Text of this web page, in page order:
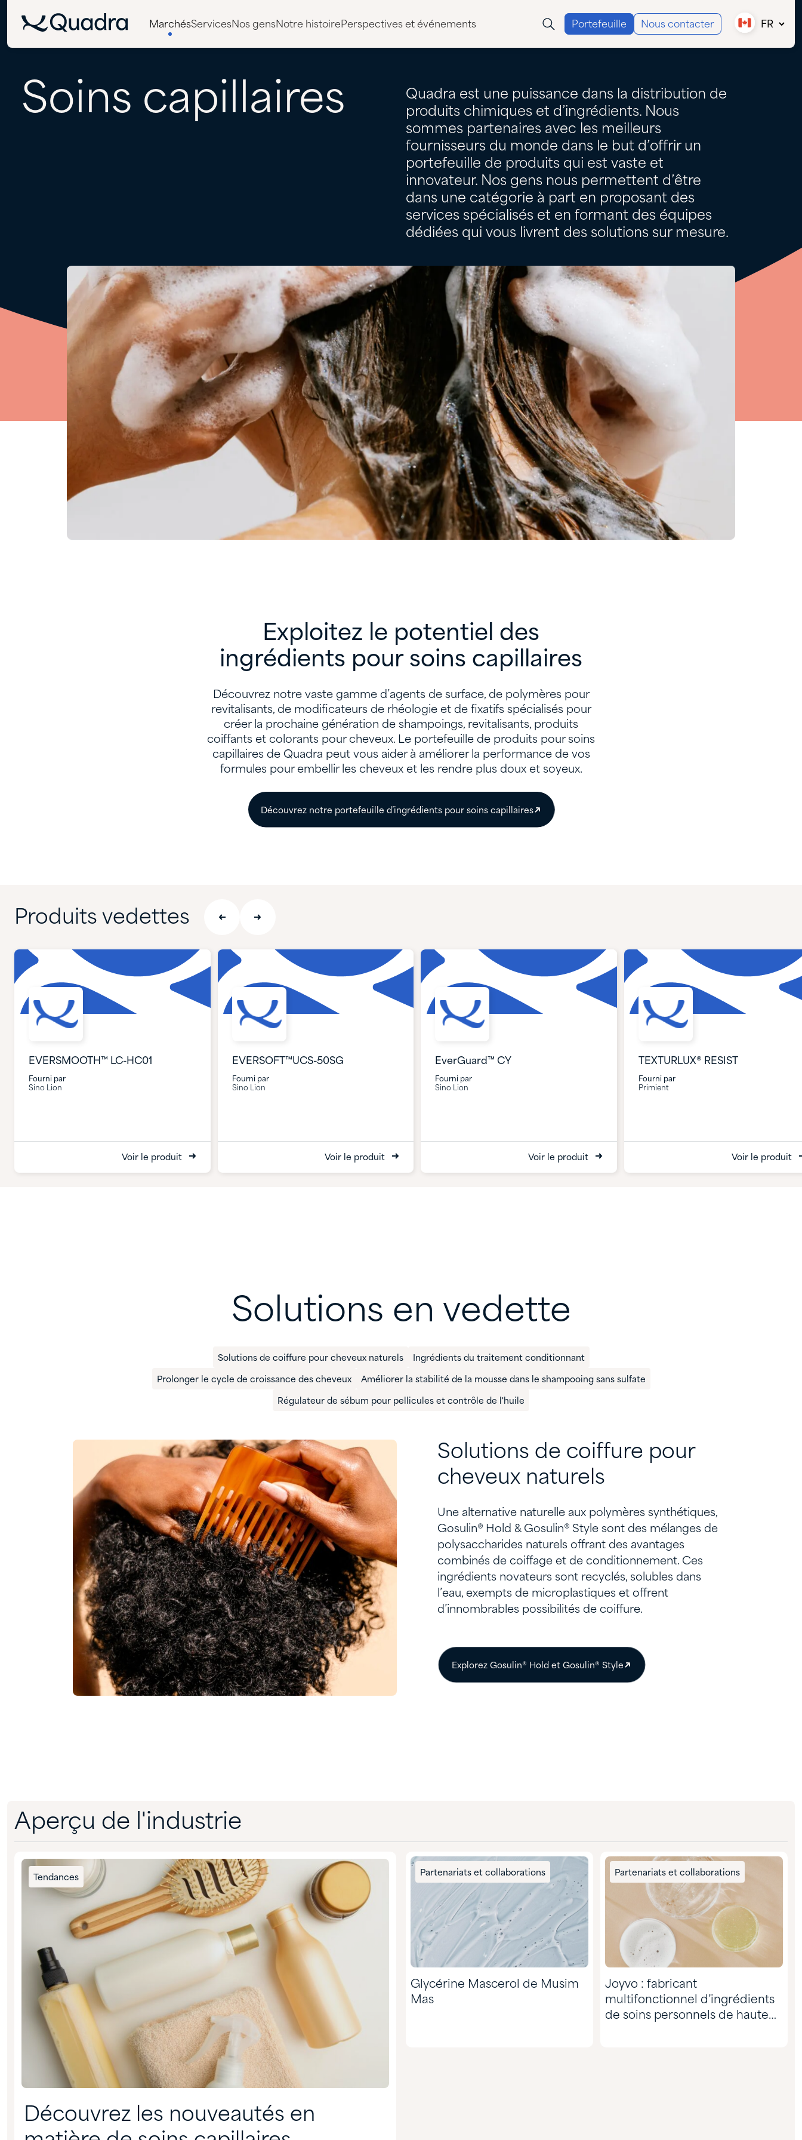
MarchésServicesNos gensNotre histoirePerspectives et événements Portefeuille Nous contacter FR
Canada (EN) Canada (FR) USA
Soins capillaires
Quadra est une puissance dans la distribution de
produits chimiques et d’ingrédients. Nous
sommes partenaires avec les meilleurs
fournisseurs du monde dans le but d’offrir un
portefeuille de produits qui est vaste et
innovateur. Nos gens nous permettent d’être
dans une catégorie à part en proposant des
services spécialisés et en formant des équipes
dédiées qui vous livrent des solutions sur mesure.
Exploitez le potentiel des
ingrédients pour soins capillaires
Découvrez notre vaste gamme d’agents de surface, de polymères pour
revitalisants, de modificateurs de rhéologie et de fixatifs spécialisés pour
créer la prochaine génération de shampoings, revitalisants, produits
coiffants et colorants pour cheveux. Le portefeuille de produits pour soins
capillaires de Quadra peut vous aider à améliorer la performance de vos
formules pour embellir les cheveux et les rendre plus doux et soyeux.
Découvrez notre portefeuille d’ingrédients pour soins capillaires
Produits vedettes
EVERSMOOTH™ LC-HC01
Fourni par
Sino Lion
Voir le produit
EVERSOFT™UCS-50SG
Fourni par
Sino Lion
Voir le produit
EverGuard™ CY
Fourni par
Sino Lion
Voir le produit
TEXTURLUX® RESIST
Fourni par
Primient
Voir le produit
Solutions en vedette
Solutions de coiffure pour cheveux naturels ​Ingrédients du traitement conditionnant
Prolonger le cycle de croissance des cheveux Améliorer la stabilité de la mousse dans le shampooing sans sulfate
Régulateur de sébum pour pellicules et contrôle de l'huile
Solutions de coiffure pour
cheveux naturels
Une alternative naturelle aux polymères synthétiques,
Gosulin® Hold & Gosulin® Style sont des mélanges de
polysaccharides naturels offrant des avantages
combinés de coiffage et de conditionnement. Ces
ingrédients novateurs sont recyclés, solubles dans
l’eau, exempts de microplastiques et offrent
d’innombrables possibilités de coiffure.
Explorez Gosulin® Hold et Gosulin® Style
Aperçu de l'industrie
Tendances
Découvrez les nouveautés en
Partenariats et collaborations
Glycérine Mascerol de Musim
Mas
Partenariats et collaborations
Joyvo : fabricant
multifonctionnel d’ingrédients
de soins personnels de haute